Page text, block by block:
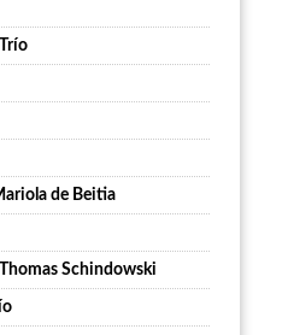
de Beitia
Schindowski